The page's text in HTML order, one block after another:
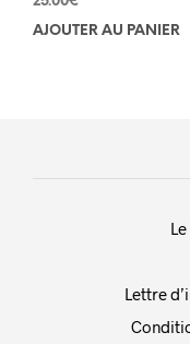
AJOUTER AU PANIER
Lettre